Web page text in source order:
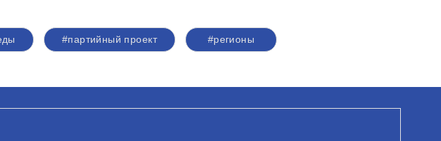
#партийный проект #регионы